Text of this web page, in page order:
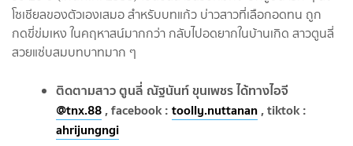
โซเชียลของตัวเองเสมอ สำหรับบทแก้ว บ่าวสาวที่เลือกอดทน ถูก
กดขี่ข่มเหง ในคฤหาสน์มากกว่า กลับไปอดยากในบ้านเกิด สาวตูนลี่
สวยแซ่บสมบทบาทมาก ๆ
ติดตามสาว ตูนลี่ ณัฐนันท์ ขุนเพชร ได้ทางไอจี
@tnx.88, facebook :toolly.nuttanan,tiktok :
ahrijungngi